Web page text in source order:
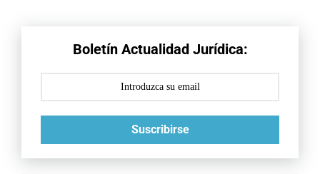
Boletín Actualidad Jurídica:
Suscribirse